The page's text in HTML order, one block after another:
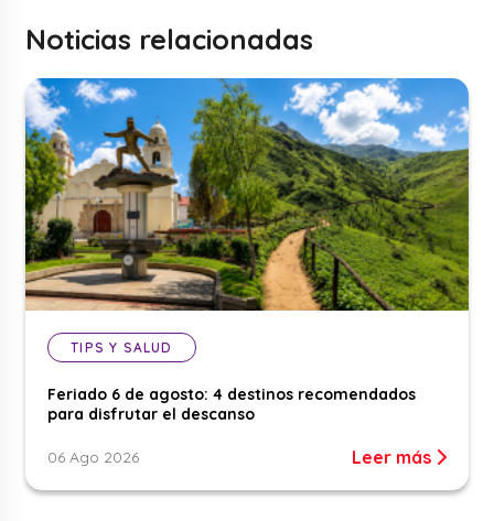
Noticias relacionadas
TIPS Y SALUD
Feriado 6 de agosto: 4 destinos recomendados
para disfrutar el descanso
06 Ago 2026 Leer más